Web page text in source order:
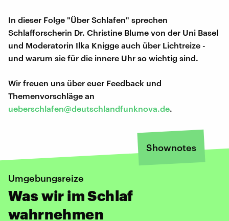
In dieser Folge "Über Schlafen" sprechen
Schlafforscherin Dr. Christine Blume von der Uni Basel
und Moderatorin Ilka Knigge auch über Lichtreize -
und warum sie für die innere Uhr so wichtig sind.
Wir freuen uns über euer Feedback und
Themenvorschläge an
ueberschlafen@deutschlandfunknova.de.
Shownotes
Umgebungsreize
Was wir im Schlaf
wahrnehmen